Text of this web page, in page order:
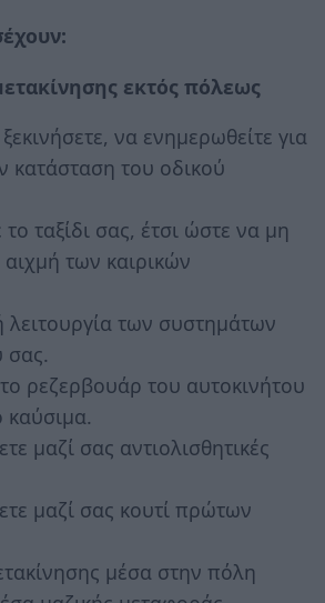
εκτός πόλεως
να ενημερωθείτε για
κατάσταση του οδικού
ταξίδι σας, έτσι ώστε να μη
των καιρικών
λειτουργία των συστημάτων
σας.
το ρεζερβουάρ του αυτοκινήτου
καύσιμα.
μαζί σας αντιολισθητικές
μαζί σας κουτί πρώτων
μέσα στην πόλη